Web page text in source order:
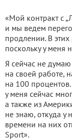
«Мой контракт с
и мы ведем
продлении. В этих
поскольку у меня
Я сейчас не
на своей работе,
на 100
у меня сейчас
а также из
не знаю, откуда у
времени на них
Sport».